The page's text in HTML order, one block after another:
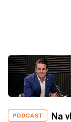
PODCAST
Na